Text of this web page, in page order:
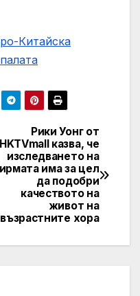
Китайска
Рики Уонг от
HKTVmall казва, че
изследването на
има за цел
да подобри
качеството на
живот на
възрастните хора